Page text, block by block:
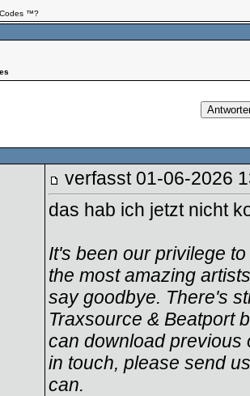
™?
verfasst 01-06-2026
das hab ich jetzt nicht
It's been our privilege
the most amazing
say goodbye. There's
Traxsource & Beatport
can download previous
in touch, please send
can.